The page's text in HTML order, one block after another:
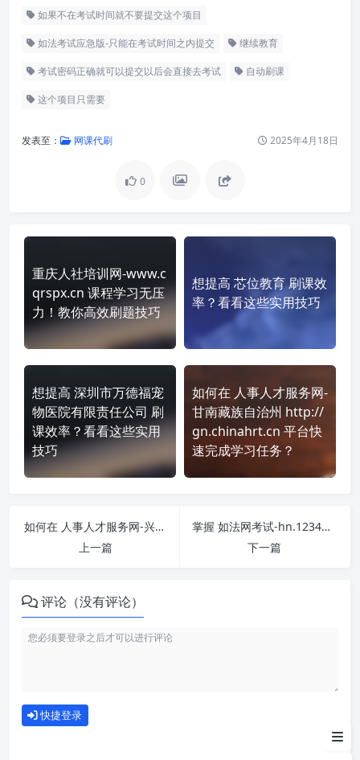
如果不在考试时间就不要提交这个项目
如法考试应急版-只能在考试时间之内提交 继续教育
考试密码正确就可以提交以后会直接去考试 自动刷课
这个项目只需要
发表至： 网课代刷 2025年4月18日
0
重庆人社培训网-www.c
qrspx.cn 课程学习无压
力！教你高效刷题技巧
想提高 芯位教育 刷课效
率？看看这些实用技巧
想提高 深圳市万德福宠
物医院有限责任公司 刷
课效率？看看这些实用
技巧
如何在 人事人才服务网-
甘南藏族自治州 http://
gn.chinahrt.cn 平台快
速完成学习任务？
如何在 人事人才服务网-兴安盟科尔沁右翼前旗专技继续教育培训网-keqyyqq.chinahrt.cn 平台快速完成学习任务？
上一篇
掌握 如法网考试-hn.12348.gov.cn 课程，简单刷课技巧分享！
下一篇
评论（没有评论）
快捷登录